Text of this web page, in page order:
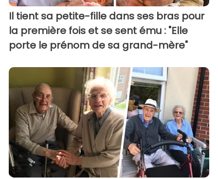
Il tient sa petite-fille dans ses bras pour
la première fois et se sent ému : "Elle
porte le prénom de sa grand-mère"